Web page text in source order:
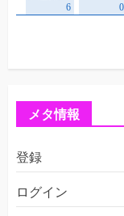
メタ情報
登録
ログイン